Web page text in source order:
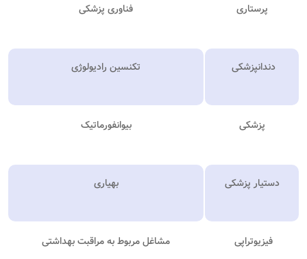
پرستاری فناوری پزشکی
دندانپزشکی تکنسین رادیولوژی
پزشکی بیوانفورماتیک
دستیار پزشکی بهیاری
فیزیوتراپی مشاغل مربوط به مراقبت بهداشتی